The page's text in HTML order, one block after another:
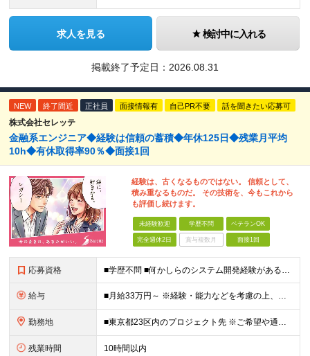
求人を見る 検討中に入れる
掲載終了予定日： 2026.08.31
NEW 終了間近 正社員 面接情報有 自己PR不要 話を聞きたい応募可
株式会社セレッテ
金融系エンジニア◆経験は信頼の蓄積◆年休125日◆残業月平均
10h◆有休取得率90％◆面接1回
経験は、古くなるものではない。 信頼として、
積み重なるものだ。 その技術を、今もこれから
も評価し続けます。
未経験歓迎 学歴不問 ベテランOK
完全週休2日 賞与複数月 面接1回
応募資格 ■学歴不問 ■何かしらのシステム開発経験がある方(2年以上・ジャンル不問) 【活かせる経験・スキル】 基本設計までの開発経験がある方なら即戦力として活躍いただけます。 【特に活かせるスキル】 ・J
給与 ■月給33万円～ ※経験・能力などを考慮の上、当社規定により優遇します。 ※上記にはみなし残業代(25時間分5万2563円)を含みます。25時間を超える残業には別途全額残業代を支給します。 ◎通勤
勤務地 ■東京都23区内のプロジェクト先 ※ご希望や通勤時間を考慮して、配属先を決定します。 【本社】 東京都新宿区西新宿4-10-19 3階 ＼オフィス移転！デスクも心機一転アップデート！／ 全席
残業時間 10時間以内